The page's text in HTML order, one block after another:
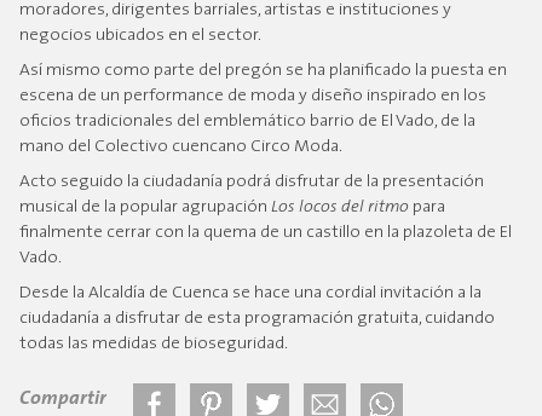
moradores, dirigentes barriales, artistas e instituciones y
negocios ubicados en el sector.
Así mismo como parte del pregón se ha planificado la puesta en
escena de un performance de moda y diseño inspirado en los
oficios tradicionales del emblemático barrio de El Vado, de la
mano del Colectivo cuencano Circo Moda.
Acto seguido la ciudadanía podrá disfrutar de la presentación
musical de la popular agrupación Los locos del ritmo para
finalmente cerrar con la quema de un castillo en la plazoleta de El
Vado.
Desde la Alcaldía de Cuenca se hace una cordial invitación a la
ciudadanía a disfrutar de esta programación gratuita, cuidando
todas las medidas de bioseguridad.
Compartir